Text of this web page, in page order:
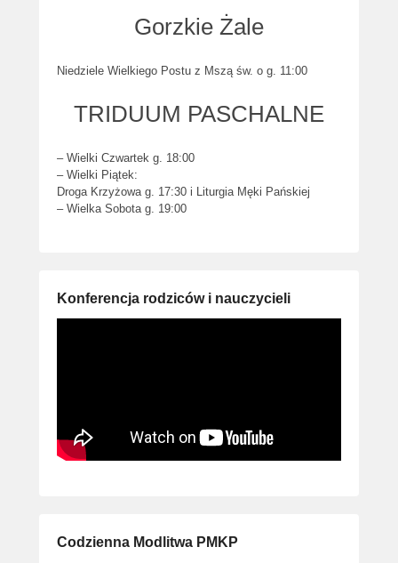
Gorzkie Żale
Niedziele Wielkiego Postu z Mszą św. o g. 11:00
TRIDUUM PASCHALNE
– Wielki Czwartek g. 18:00
– Wielki Piątek:
Droga Krzyżowa g. 17:30 i Liturgia Męki Pańskiej
– Wielka Sobota g. 19:00
Konferencja rodziców i nauczycieli
Codzienna Modlitwa PMKP